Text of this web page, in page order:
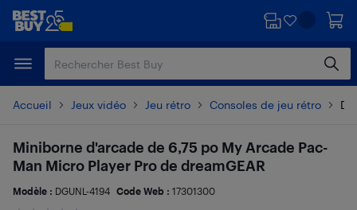
Passer
principal
Passer
Accueil Jeux vidéo Jeu rétro Consoles de jeu rétro
Miniborne d'arcade de 6,75 po My Arcade Pac-
Man Micro Player Pro de dreamGEAR
Modèle : DGUNL-4194 Code Web : 17301300